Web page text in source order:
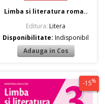
Limba si literatura roma..
Editura: Litera
Disponibilitate:Indisponibil
-15%